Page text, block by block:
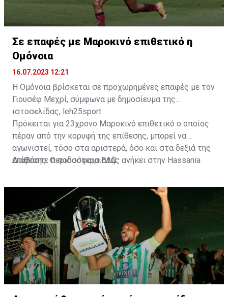
Σε επαφές με Μαροκινό επιθετικό η
Ομόνοια
16.07.2023 12:21
Η Ομόνοια βρίσκεται σε προχωρημένες επαφές με τον
Γιουσέφ Μεχρί, σύμφωνα με δημοσίευμα της
ιστοσελίδας, leh25sport.
Πρόκειται για 23χρονο Μαροκινό επιθετικό ο οποίος
πέραν από την κορυφή της επίθεσης, μπορεί να
αγωνιστεί, τόσο στα αριστερά, όσο και στα δεξιά της
επίθεσης. Ο ποδοσφαιριστής ανήκει στην Hassania
2026.
Διαβάστε περισσότεραΕΔΩ.